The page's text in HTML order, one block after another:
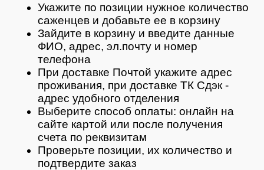
Укажите по позиции нужное количество
саженцев и добавьте ее в корзину
Зайдите в корзину и введите данные
ФИО, адрес, эл.почту и номер
телефона
При доставке Почтой укажите адрес
проживания, при доставке ТК Сдэк -
адрес удобного отделения
Выберите способ оплаты: онлайн на
сайте картой или после получения
счета по реквизитам
Проверьте позиции, их количество и
подтвердите заказ